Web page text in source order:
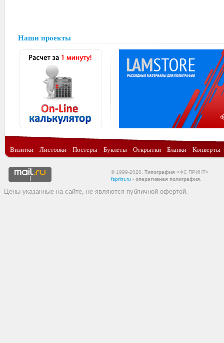
Наши проекты
Визитки Листовки Постеры Буклеты Открытки Бланки Конверты
© 1999-2020, Типография «ФС ПРИНТ»
fsprint.ru - оперативная полиграфия
Цены указанные на сайте, не являются публичной офертой.